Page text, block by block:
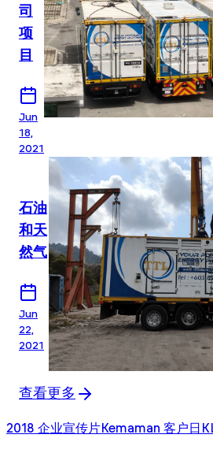
司
项
目
Jun
18,
2021
石油
和天
然气
Jun
22,
2021
查看更多
2018 企业宣传片Kemaman 客户日